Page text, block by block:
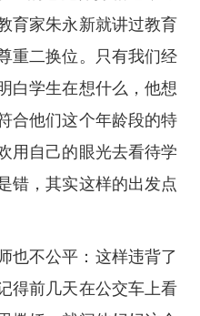
育家朱永新就讲过教育
重二换位。只有我们经
白学生在想什么，他想
合他们这个年龄段的特
用自己的眼光去看待学
错，其实这样的出发点
也不公平：这样违背了
得前几天在公交车上看